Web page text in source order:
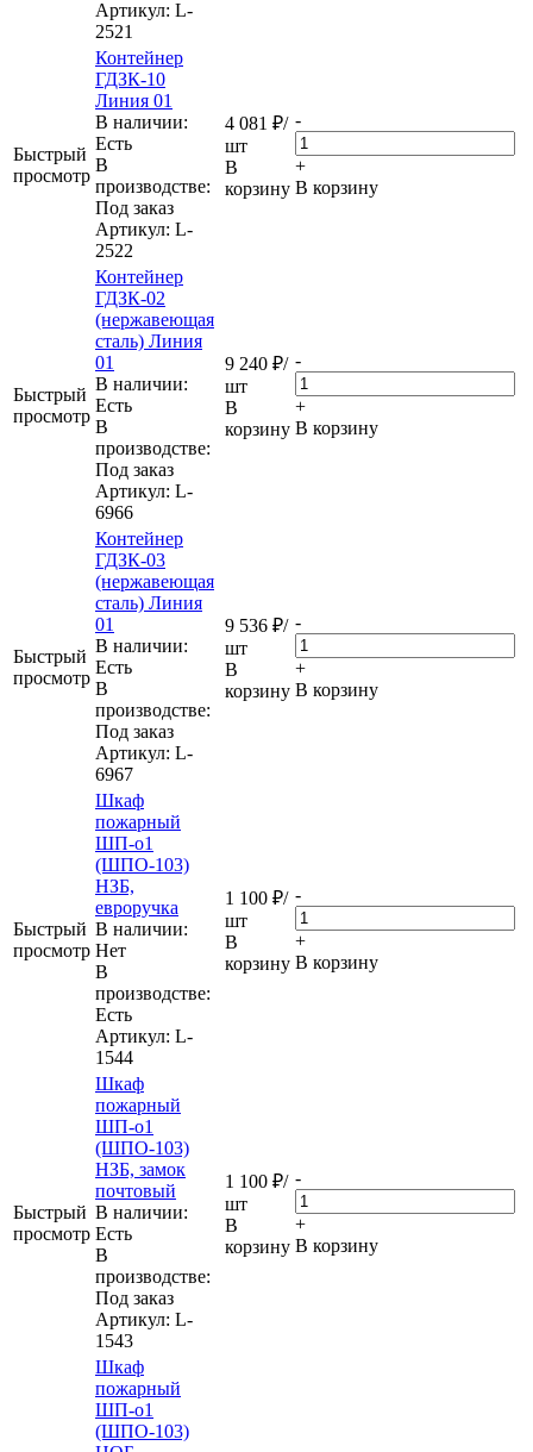
Артикул: L-
2521
Быстрый
просмотр
Контейнер
ГДЗК-10
Линия 01
В наличии:
Eсть
В
производстве:
Под заказ
Артикул: L-
2522
4 081 ₽/
шт
В
корзину
-
+
В корзину
Быстрый
просмотр
Контейнер
ГДЗК-02
(нержавеющая
сталь) Линия
01
В наличии:
Eсть
В
производстве:
Под заказ
Артикул: L-
6966
9 240 ₽/
шт
В
корзину
-
+
В корзину
Быстрый
просмотр
Контейнер
ГДЗК-03
(нержавеющая
сталь) Линия
01
В наличии:
Eсть
В
производстве:
Под заказ
Артикул: L-
6967
9 536 ₽/
шт
В
корзину
-
+
В корзину
Быстрый
просмотр
Шкаф
пожарный
ШП-о1
(ШПО-103)
НЗБ,
евроручка
В наличии:
Нет
В
производстве:
Есть
Артикул: L-
1544
1 100 ₽/
шт
В
корзину
-
+
В корзину
Быстрый
просмотр
Шкаф
пожарный
ШП-о1
(ШПО-103)
НЗБ, замок
почтовый
В наличии:
Eсть
В
производстве:
Под заказ
Артикул: L-
1543
1 100 ₽/
шт
В
корзину
-
+
В корзину
Шкаф
пожарный
ШП-о1
(ШПО-103)